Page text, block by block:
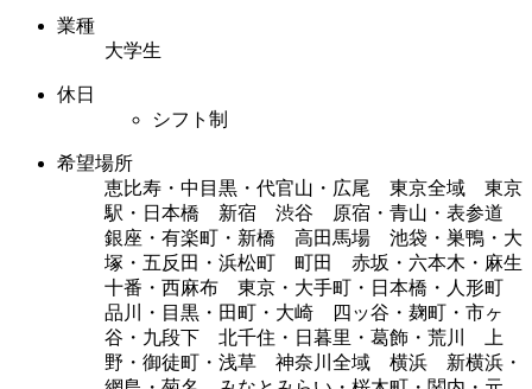
業種
大学生
休日
シフト制
希望場所
恵比寿・中目黒・代官山・広尾 東京全域 東京
駅・日本橋 新宿 渋谷 原宿・青山・表参道
銀座・有楽町・新橋 高田馬場 池袋・巣鴨・大
塚・五反田・浜松町 町田 赤坂・六本木・麻生
十番・西麻布 東京・大手町・日本橋・人形町
品川・目黒・田町・大崎 四ッ谷・麹町・市ヶ
谷・九段下 北千住・日暮里・葛飾・荒川 上
野・御徒町・浅草 神奈川全域 横浜 新横浜・